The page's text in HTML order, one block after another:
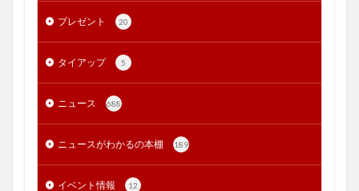
プレゼント 20
タイアップ 5
ニュース 688
ニュースがわかるの本棚 189
イベント情報 12